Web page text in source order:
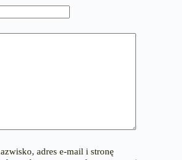
adres e-mail i stronę